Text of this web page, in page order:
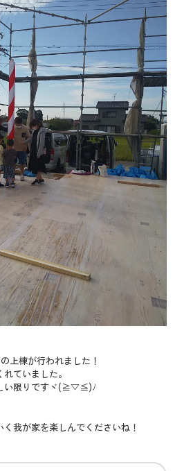
上棟が行われました！
ていました。
い限りですヾ(≧▽≦)ﾉ
我が家を楽しんでくださいね！